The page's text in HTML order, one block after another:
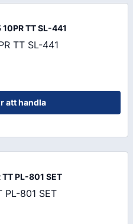
TT SL-441
TT SL-441
att handla
PL-801 SET
PL-801 SET